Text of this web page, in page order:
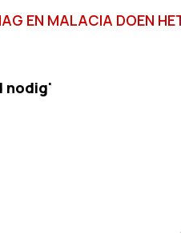
EN MALACIA DOEN
nodig'